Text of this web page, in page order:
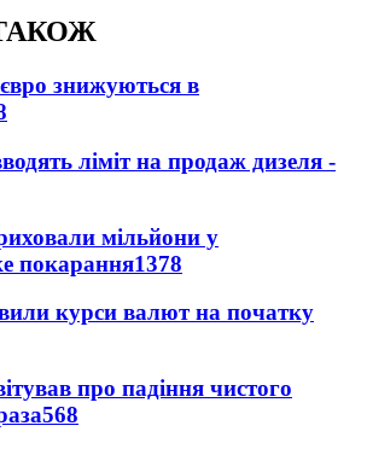
знижуються в
ліміт на продаж дизеля -
мільйони у
покарання1378
курси валют на початку
про падіння чистого
568